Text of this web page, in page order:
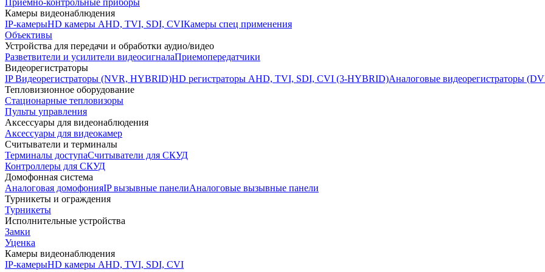
Приемно-контрольные приборы
Камеры видеонаблюдения
IP-камерыHD камеры AHD, TVI, SDI, CVIКамеры спец применения
Объективы
Устройства для передачи и обработки аудио/видео
Разветвители и усилители видеосигналаПриемопередатчики
Видеорегистраторы
IP Видеорегистраторы (NVR, HYBRID)HD регистраторы AHD, TVI, SDI, CVI (3-HYBRID)Аналоговые видеорегистраторы
Тепловизионное оборудование
Стационарные тепловизоры
Пульты управления
Аксессуары для видеонаблюдения
Аксессуары для видеокамер
Считыватели и терминалы
Терминалы доступаСчитыватели для СКУД
Контроллеры для СКУД
Домофонная система
Аналоговая домофонияIP вызывные панелиАналоговые вызывные панели
Турникеты и ограждения
Турникеты
Исполнительные устройства
Замки
Уценка
Камеры видеонаблюдения
IP-камерыHD камеры AHD, TVI, SDI, CVI